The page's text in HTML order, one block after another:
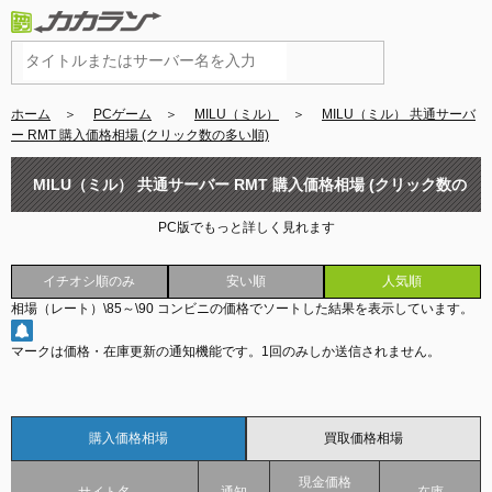
ホーム ＞ PCゲーム ＞ MILU（ミル） ＞
MILU（ミル） 共通サーバ
ー RMT 購入価格相場 (クリック数の多い順)
MILU（ミル） 共通サーバー RMT 購入価格相場 (クリック数の
PC版でもっと詳しく見れます
イチオシ順のみ 安い順
人気順
相場（レート） \85～\90 コンビニの価格でソートした結果を表示しています。
マークは価格・在庫更新の通知機能です。 1回のみしか送信されません。
購入価格相場 買取価格相場
現金価格